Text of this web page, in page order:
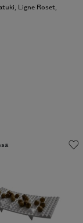
, Ligne Roset,